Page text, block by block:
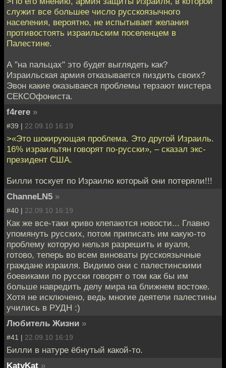
служит все большее число русскоязычного
населения, вероятно, не испытывает желания
противостоять израильским поселенцем в
Палестине.
А "на пальцах" это будет выглядеть как?
Израильская армия отказывается пиздить своих?
Эвон какие оказываеся проблемы терзают мистера
СЕКСОфониста.
f4rere »
#39 | 22.09.10 16:19
>«Это шокирующая проблема. Это другой Израиль.
16% израильтян говорят по-русски», – сказал экс-
президент США.
Билли тоскует по Израилю который они потеряли!!!
ChanneLN5 »
#40 | 22.09.10 16:19
Как же все-таки криво клепаются новости... Главно
упомянуть русских, потом приписать им какую-то
проблему которую нельзя разрешить и вуаля,
готово, теперь во всем виноваты русскоязычные
граждане израиля. Видимо они с палестинскими
боевиками по русски говорят о том как бы им
больше навредить делу мира на ближнем востоке.
Хотя не исключено, ведь многие деятели палестины
учились в РУДН :)
Любитель Жизни »
#41 | 22.09.10 16:19
Билли в натуре ёбнутый какой-то.
KatyKat »